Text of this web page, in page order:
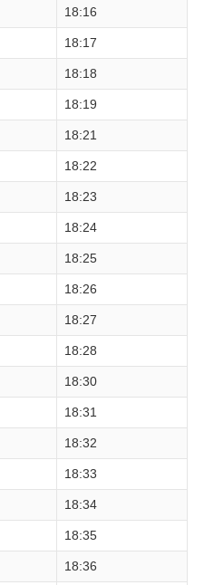
18:16
18:17
18:18
18:19
18:21
18:22
18:23
18:24
18:25
18:26
18:27
18:28
18:30
18:31
18:32
18:33
18:34
18:35
18:36